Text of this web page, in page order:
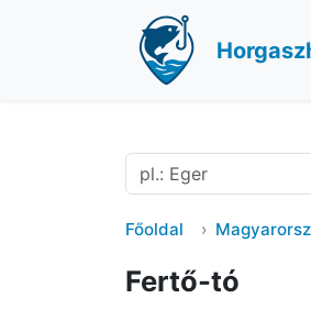
Főoldal
Fertő-tó